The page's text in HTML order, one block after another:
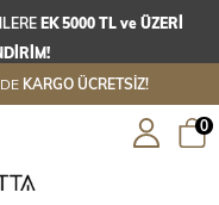
EK 5000 TL ve ÜZERİ
KARGO ÜCRETSİZ!
0